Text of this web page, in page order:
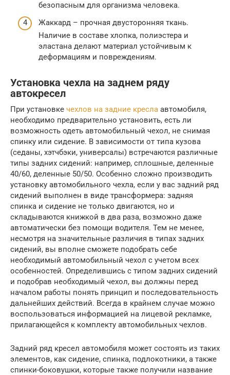
безопасным для организма человека.
Жаккард – прочная двусторонняя ткань.
Наличие в составе хлопка, полиэстера и
эластана делают материал устойчивым к
деформациям и повреждениям.
Установка чехла на заднем ряду
автокресел
При установке чехлов на задние кресла автомобиля,
необходимо предварительно установить, есть ли
возможность одеть автомобильный чехол, не снимая
спинку или сидение. В зависимости от типа кузова
(седаны, хэтчбэки, универсалы) встречаются различные
типы задних сидений: например, сплошные, деленные
40/60, деленные 50/50. Особенно сложно производить
установку автомобильного чехла, если у вас задний ряд
сидений выполнен в виде трансформера: задняя
спинка и сидение не только двигаются, но и
складываются книжкой в два раза, возможно даже
автоматически без помощи водителя. Тем не менее,
несмотря на значительные различия в типах задних
сидений, вы вполне сможете подобрать себе
необходимый автомобильный чехол с учетом всех
особенностей. Определившись с типом задних сидений
и подобрав необходимый чехол, вы должны перед
началом работы понять принцип и последовательность
дальнейших действий. Всегда в крайнем случае можно
воспользоваться информацией на лицевой рекламке,
прилагающейся к комплекту автомобильных чехлов.
Задний ряд кресел автомобиля может состоять из таких
элементов, как сидение, спинка, подлокотники, а также
спинки-боковушки, которые также получили название